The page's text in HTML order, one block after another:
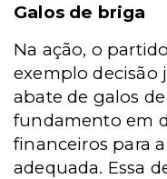
Galos de briga
Na ação, o
exemplo decisão
abate de galos
fundamento em
financeiros para
adequada. Essa